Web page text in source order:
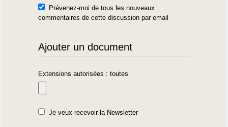
Prévenez-moi de tous les nouveaux
commentaires de cette discussion par email
Ajouter un document
Extensions autorisées : toutes
Je veux recevoir la Newsletter